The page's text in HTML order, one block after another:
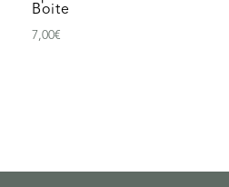
Boite
7,00€